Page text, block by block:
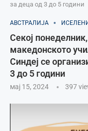
за деца од 3 до 5 години
АВСТРАЛИЈА
Секој
македонското
Синдеј се
3 до 5 години
мај 15, 2024 397